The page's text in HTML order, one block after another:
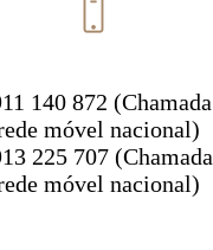
140 872
móvel nacional)
225 707
móvel nacional)